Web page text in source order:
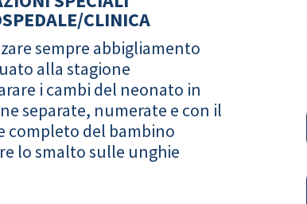
CLINICA
sempre abbigliamento
alla stagione
i cambi del neonato in
separate, numerate e con il
completo del bambino
lo smalto sulle unghie